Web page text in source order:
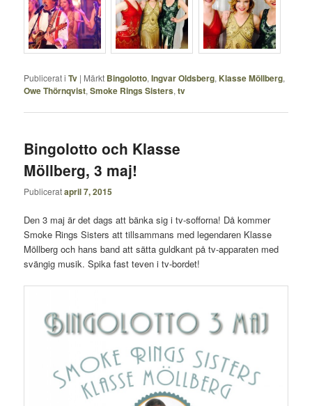
Publicerat i Tv | Märkt Bingolotto,Ingvar Oldsberg,Klasse Möllberg,
Owe Thörnqvist,Smoke Rings Sisters,tv
Bingolotto och Klasse
Möllberg, 3 maj!
Publiceratapril 7, 2015
Den 3 maj är det dags att bänka sig i tv-sofforna! Då kommer
Smoke Rings Sisters att tillsammans med legendaren Klasse
Möllberg och hans band att sätta guldkant på tv-apparaten med
svängig musik. Spika fast teven i tv-bordet!